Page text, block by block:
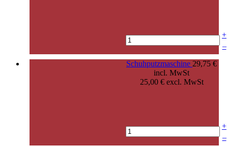
+
–
Schuhputzmaschine 29,75 €
incl. MwSt
25,00 € excl. MwSt
+
–